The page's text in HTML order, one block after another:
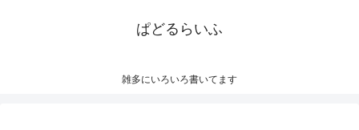
ぱどるらいふ
雑多にいろいろ書いてます